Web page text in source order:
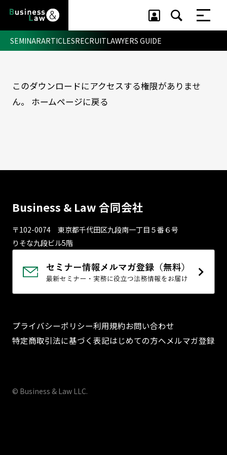
セミナー ・ 記事
セミナー
SEMINARARTICLESRECRUITLAWYERS GUIDE
このダウンロードにアクセスする権限がありませ
ん。 ホームページに戻る
Business & Law 合同会社
〒102-0074 東京都千代⽥区九段南⼀丁⽬５番６号
りそな九段ビル5階
プライバシーポリシー利用規約お問い合わせ
特定商取引法に基づく表記はじめての方へメルマガ登録
© Business & Law LLC.